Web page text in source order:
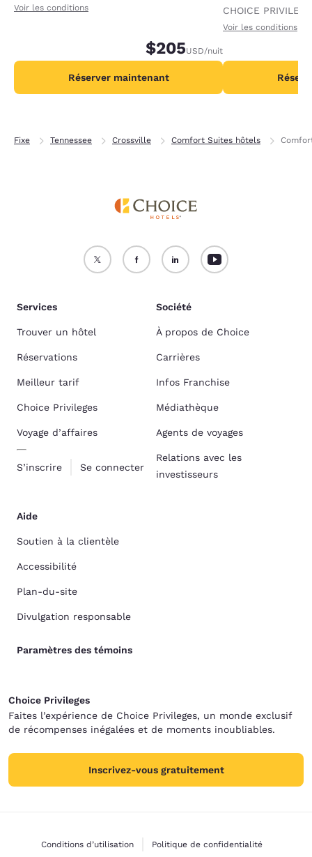
progression vers des récompenses en
Voir les conditions
$205USD/nuit
Réserver maintenant
CHOICE
progression vers
par nuit.
Voir les conditions
Fixe Tennessee Crossville Comfort Suites hôtels
Services
Trouver un hôtel
Réservations
Meilleur tarif
Choice Privileges
Voyage d’affaires
S’inscrire Se connecter
Société
À propos de Choice
Carrières
Infos Franchise
Médiathèque
Agents de voyages
Relations avec les
investisseurs
Aide
Soutien à la clientèle
Accessibilité
Plan-du-site
Divulgation responsable
Paramètres des témoins
Choice Privileges
Faites l’expérience de Choice Privileges, un monde exclusif
de récompenses inégalées et de moments inoubliables.
Inscrivez-vous gratuitement
Conditions d’utilisation Politique de confidentialité